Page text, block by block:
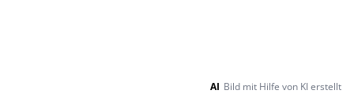
AI Bild mit Hilfe von KI erstellt